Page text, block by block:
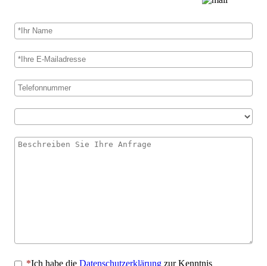
Ich habe die Datenschutzerklärung zur Kenntnis